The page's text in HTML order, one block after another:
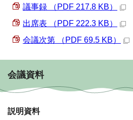
議事録 （PDF 217.8 KB）
出席表 （PDF 222.3 KB）
会議次第 （PDF 69.5 KB）
会議資料
説明資料